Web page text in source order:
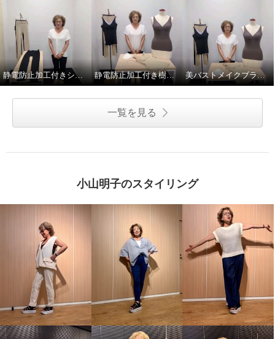
静電防止加工付きシェイプレギンス2枚セット 静電防止加工付き樹脂ワイヤー入り美バストメイクブラキャミ 美バストメイクブラキャミの着方のポイント！
一覧を見る
小山明子のスタイリング